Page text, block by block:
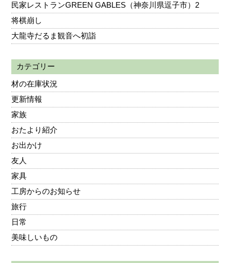
民家レストランGREEN GABLES（神奈川県逗子市）2
将棋崩し
大龍寺だるま観音へ初詣
カテゴリー
材の在庫状況
更新情報
家族
おたより紹介
お出かけ
友人
家具
工房からのお知らせ
旅行
日常
美味しいもの